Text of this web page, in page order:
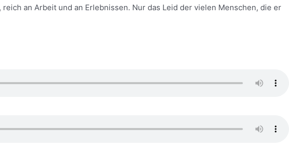
an Arbeit und an Erlebnissen. Nur das Leid der vielen Menschen, die er